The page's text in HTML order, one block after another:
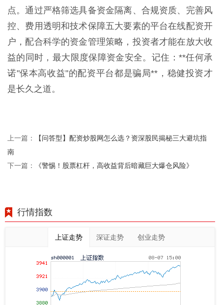
点。通过严格筛选具备资金隔离、合规资质、完善风
控、费用透明和技术保障五大要素的平台在线配资开
户，配合科学的资金管理策略，投资者才能在放大收
益的同时，最大限度保障资金安全。记住：**任何承
诺"保本高收益"的配资平台都是骗局**，稳健投资才
是长久之道。
上一篇：
【问答型】配资炒股网怎么选？资深股民揭秘三大避坑指
南
下一篇： 《警惕！股票杠杆，高收益背后暗藏巨大爆仓风险》
行情指数
上证走势 深证走势 创业走势